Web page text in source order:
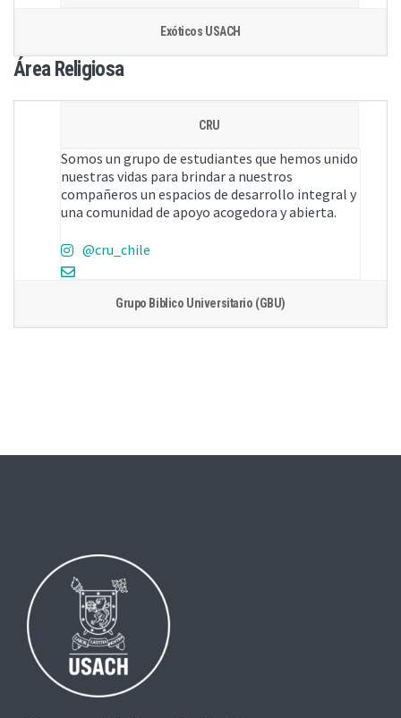
Exóticos USACH
Área Religiosa
CRU
Somos un grupo de estudiantes que hemos unido
nuestras vidas para brindar a nuestros
compañeros un espacios de desarrollo integral y
una comunidad de apoyo acogedora y abierta.
@cru_chile
Grupo Biblico Universitario (GBU)